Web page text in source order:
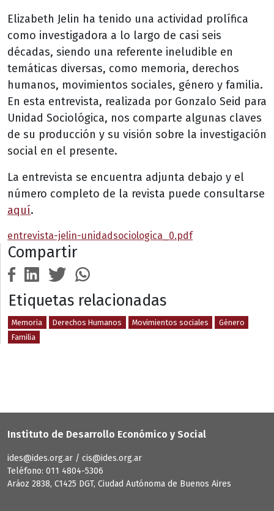
Elizabeth Jelin ha tenido una actividad prolífica
como investigadora a lo largo de casi seis
décadas, siendo una referente ineludible en
temáticas diversas, como memoria, derechos
humanos, movimientos sociales, género y familia.
En esta entrevista, realizada por Gonzalo Seid para
Unidad Sociológica, nos comparte algunas claves
de su producción y su visión sobre la investigación
social en el presente.
La entrevista se encuentra adjunta debajo y el
número completo de la revista puede consultarse
aquí.
entrevista-jelin-unidadsociologica_0.pdf
Compartir
Etiquetas relacionadas
Memoria Derechos Humanos Movimientos sociales
Género
Familia
Instituto de Desarrollo Económico y Social
ides@ides.org.ar / cis@ides.org.ar
Teléfono: 011 4804-5306
Aráoz 2838, C1425 DGT, Ciudad Autónoma de Buenos Aires